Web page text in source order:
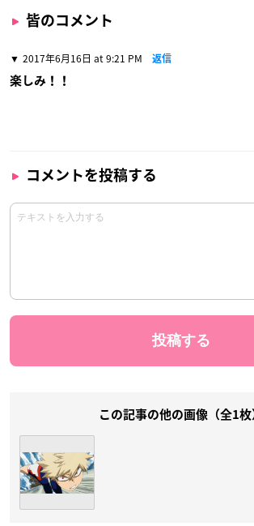
皆のコメント
2017年6月16日 at 9:21 PM 返信
楽しみ！！
コメントを投稿する
この記事の他の画像（全1枚